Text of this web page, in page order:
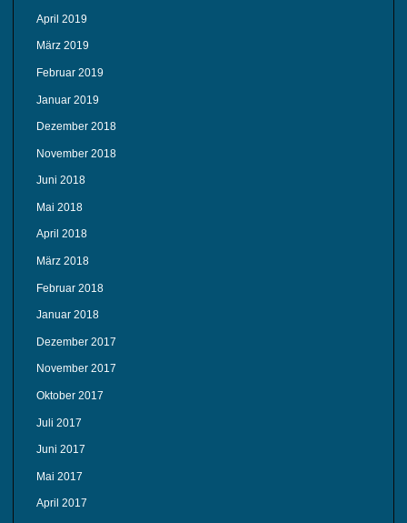
April 2019
März 2019
Februar 2019
Januar 2019
Dezember 2018
November 2018
Juni 2018
Mai 2018
April 2018
März 2018
Februar 2018
Januar 2018
Dezember 2017
November 2017
Oktober 2017
Juli 2017
Juni 2017
Mai 2017
April 2017